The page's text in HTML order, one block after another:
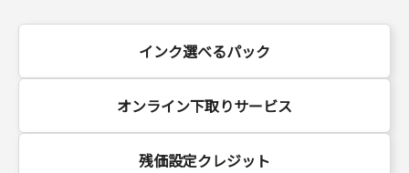
インク選べるパック
オンライン下取りサービス
残価設定クレジット